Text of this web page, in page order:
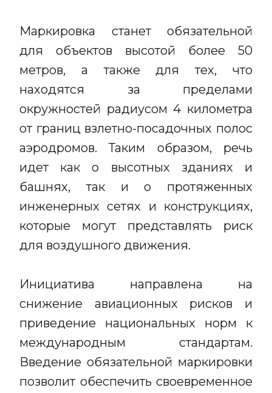
Маркировка станет обязательной
для объектов высотой более 50
метров, а также для тех, что
находятся за пределами
окружностей радиусом 4 километра
от границ взлетно-посадочных полос
аэродромов. Таким образом, речь
идет как о высотных зданиях и
башнях, так и о протяженных
инженерных сетях и конструкциях,
которые могут представлять риск
для воздушного движения.
Инициатива направлена на
снижение авиационных рисков и
приведение национальных норм к
международным стандартам.
Введение обязательной маркировки
позволит обеспечить своевременное